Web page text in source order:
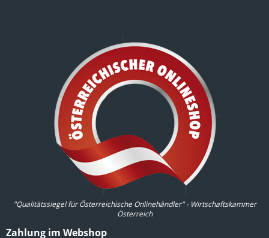
"Qualitätssiegel für Österreichische Onlinehändler" - Wirtschaftskammer
Österreich
Zahlung im Webshop